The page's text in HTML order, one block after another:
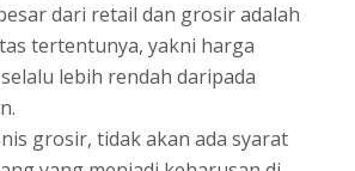
dari retail dan grosir adalah
tertentunya, yakni harga
lebih rendah daripada
grosir, tidak akan ada syarat